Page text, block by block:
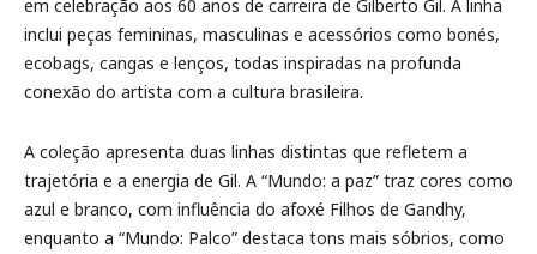
em celebração aos 60 anos de carreira de Gilberto Gil. A linha
inclui peças femininas, masculinas e acessórios como bonés,
ecobags, cangas e lenços, todas inspiradas na profunda
conexão do artista com a cultura brasileira.
A coleção apresenta duas linhas distintas que refletem a
trajetória e a energia de Gil. A “Mundo: a paz” traz cores como
azul e branco, com influência do afoxé Filhos de Gandhy,
enquanto a “Mundo: Palco” destaca tons mais sóbrios, como